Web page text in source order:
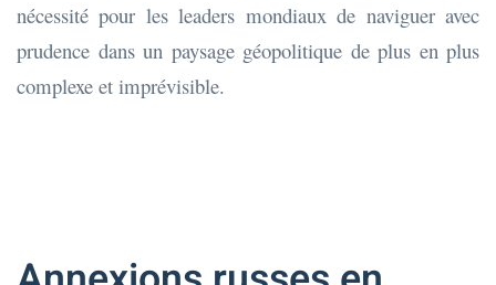
nécessité pour les leaders mondiaux de naviguer avec
prudence dans un paysage géopolitique de plus en plus
complexe et imprévisible.